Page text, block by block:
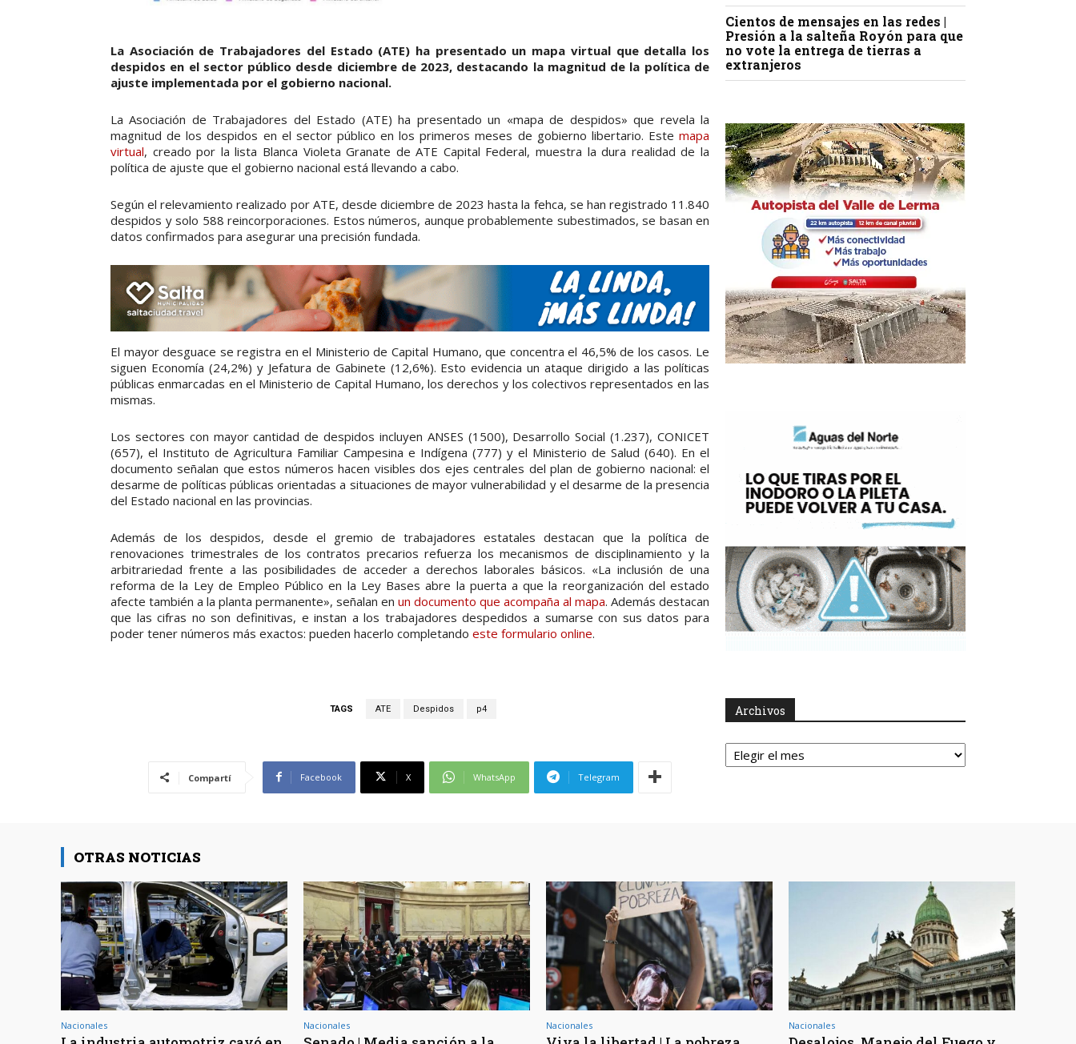
La Asociación de Trabajadores del Estado (ATE) ha presentado un mapa virtual que detalla los
despidos en el sector público desde diciembre de 2023, destacando la magnitud de la política de
ajuste implementada por el gobierno nacional.
La Asociación de Trabajadores del Estado (ATE) ha presentado un «mapa de despidos» que revela la
magnitud de los despidos en el sector público en los primeros meses de gobierno libertario. Este mapa
virtual, creado por la lista Blanca Violeta Granate de ATE Capital Federal, muestra la dura realidad de la
política de ajuste que el gobierno nacional está llevando a cabo.
Según el relevamiento realizado por ATE, desde diciembre de 2023 hasta la fehca, se han registrado 11.840
despidos y solo 588 reincorporaciones. Estos números, aunque probablemente subestimados, se basan en
datos confirmados para asegurar una precisión fundada.
El mayor desguace se registra en el Ministerio de Capital Humano, que concentra el 46,5% de los casos. Le
siguen Economía (24,2%) y Jefatura de Gabinete (12,6%). Esto evidencia un ataque dirigido a las políticas
públicas enmarcadas en el Ministerio de Capital Humano, los derechos y los colectivos representados en las
mismas.
Los sectores con mayor cantidad de despidos incluyen ANSES (1500), Desarrollo Social (1.237), CONICET
(657), el Instituto de Agricultura Familiar Campesina e Indígena (777) y el Ministerio de Salud (640). En el
documento señalan que estos números hacen visibles dos ejes centrales del plan de gobierno nacional: el
desarme de políticas públicas orientadas a situaciones de mayor vulnerabilidad y el desarme de la presencia
del Estado nacional en las provincias.
Además de los despidos, desde el gremio de trabajadores estatales destacan que la política de
renovaciones trimestrales de los contratos precarios refuerza los mecanismos de disciplinamiento y la
arbitrariedad frente a las posibilidades de acceder a derechos laborales básicos. «La inclusión de una
reforma de la Ley de Empleo Público en la Ley Bases abre la puerta a que la reorganización del estado
afecte también a la planta permanente», señalan en un documento que acompaña al mapa. Además destacan
que las cifras no son definitivas, e instan a los trabajadores despedidos a sumarse con sus datos para
poder tener números más exactos: pueden hacerlo completando este formulario online.
TAGS ATE Despidos p4
Compartí Facebook X WhatsApp Telegram
Cientos de mensajes en las redes |
Presión a la salteña Royón para que
no vote la entrega de tierras a
extranjeros
Archivos
Archivos
OTRAS NOTICIAS
Nacionales Nacionales Nacionales Nacionales